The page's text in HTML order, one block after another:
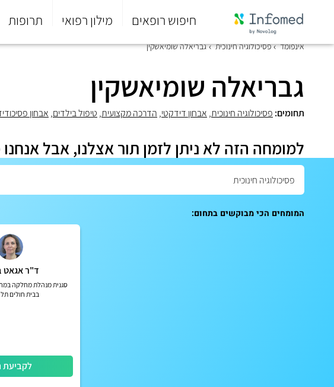
חיפוש רופאים מילון רפואי תרופות
סוף
אינפומד פסיכולוגיה חינוכית גבריאלה שומיאשקין
גבריאלה שומיאשקין
תחומים: פסיכולוגיה חינוכית, אבחון דידקטי, הדרכה מקצועית, טיפול בילדים, אבחון
למומחה הזה לא ניתן לזמן תור אצלנו, אבל
המומחים הכי מבוקשים בתחום:
ד"ר אגאט
סגנית מנהלת מחלקה
בבית חולים
לקביעת